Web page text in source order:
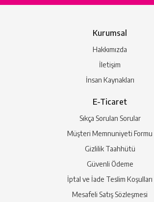
Kurumsal
Hakkımızda
İletişim
İnsan Kaynakları
E-Ticaret
Sıkça Sorulan Sorular
Müşteri Memnuniyeti Formu
Gizlilik Taahhütü
Güvenli Ödeme
İptal ve İade Teslim Koşulları
Mesafeli Satış Sözleşmesi